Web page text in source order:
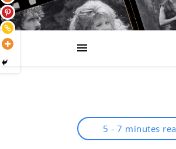
5 - 7 minutes